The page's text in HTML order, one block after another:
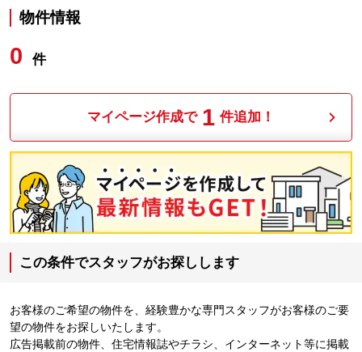
物件情報
0 件
マイページ作成で 1 件追加！
この条件でスタッフがお探しします
お客様のご希望の物件を、経験豊かな専門スタッフがお客様のご要
望の物件をお探しいたします。
広告掲載前の物件、住宅情報誌やチラシ、インターネット等に掲載